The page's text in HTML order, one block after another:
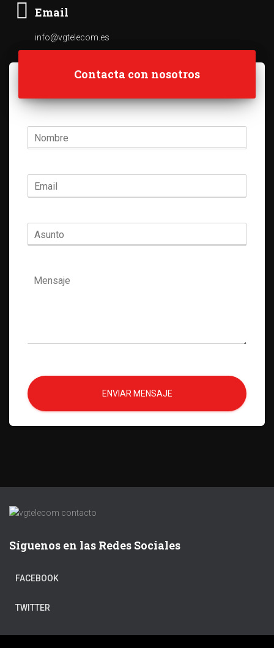
Email
info@vgtelecom.es
Contacta con nosotros
ENVIAR MENSAJE
Síguenos en las Redes Sociales
FACEBOOK
TWITTER